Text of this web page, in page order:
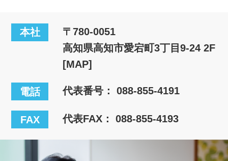
本社
〒780-0051
高知県高知市愛宕町3丁目9-24 2F
[MAP]
電話 代表番号：088-855-4191
FAX 代表FAX： 088-855-4193